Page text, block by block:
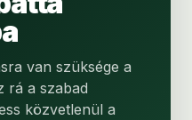
van szüksége a
rá a szabad
közvetlenül a